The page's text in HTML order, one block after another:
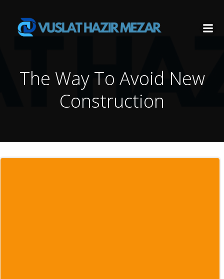
The Way To Avoid New
Construction